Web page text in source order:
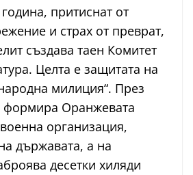
притиснат от
и страх от преврат,
създава таен Комитет
Целта е защитата на
милиция“. През
формира Оранжевата
организация,
държавата, а на
десетки хиляди